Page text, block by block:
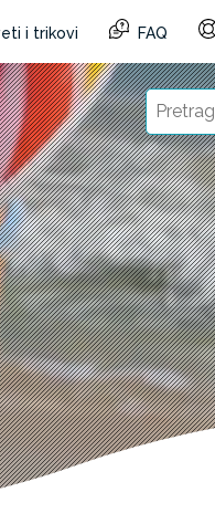
i trikovi FAQ